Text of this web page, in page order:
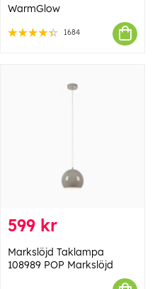
WarmGlow
1684
599 kr
Markslöjd Taklampa
108989 POP Markslöjd